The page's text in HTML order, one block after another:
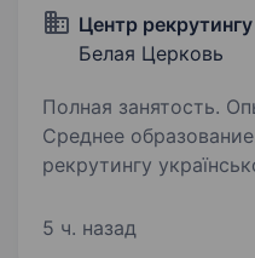
Центр рекрутингу
Белая Церковь
Полная занятость.
Среднее образование. Привіт! Ми —
рекрутингу
прозору та
5 ч. назад